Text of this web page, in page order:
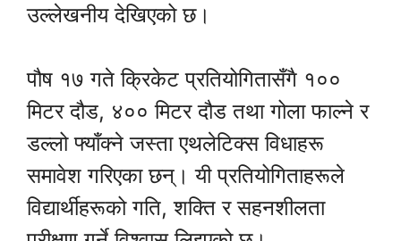
उल्लेखनीय देखिएको छ।
पौष १७ गते क्रिकेट प्रतियोगितासँगै १००
मिटर दौड, ४०० मिटर दौड तथा गोला फाल्ने र
डल्लो फ्याँक्ने जस्ता एथलेटिक्स विधाहरू
समावेश गरिएका छन्। यी प्रतियोगिताहरूले
विद्यार्थीहरूको गति, शक्ति र सहनशीलता